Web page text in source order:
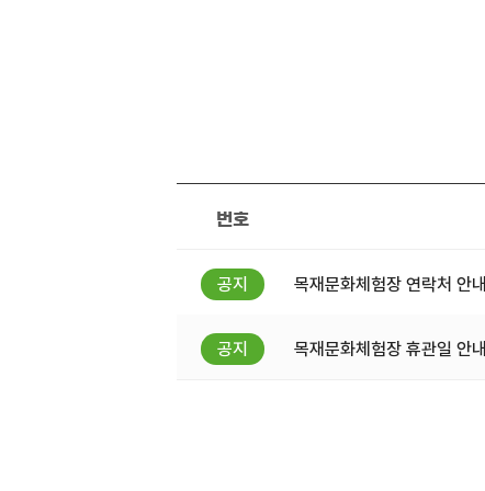
번호
목재문화체험장 연락처 안내
목재문화체험장 휴관일 안내